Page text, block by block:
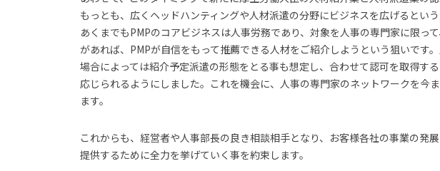
もっとも、広くヘッドハンティングや人材派遣の分野にビジネスを広げるという
あくまでもPMPのコアビジネスは人事労務であり、対象を人事の専門家に限っ
があれば、PMPが自信をもって推薦できる人材をご紹介しようという狙いです。
場合によっては紹介予定派遣の形態をとる事も想定し、合わせて認可を取得す
応じられるようにしました。これを機会に、人事の専門家のネットワークを今
ます。
これからも、経営者や人事部長の良き相談相手となり、お客様各社の事業の発
提供するために全力を挙げていく事を約束します。